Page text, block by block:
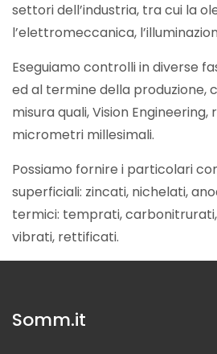
settori dell’industria, tra cui la
l’elettromeccanica,
Eseguiamo controlli in diverse
ed al termine della produzione,
misura quali, Vision
micrometri millesimali.
Possiamo fornire i particolari
superficiali: zincati, nichelati,
termici: temprati,
vibrati, rettificati.
Somm.it